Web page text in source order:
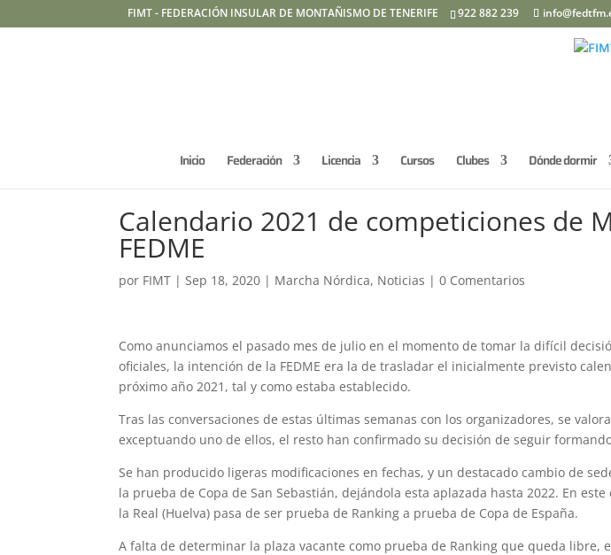
FIMT - FEDERACIÓN INSULAR DE MONTAÑISMO DE TENERIFE 922 882 239
Inicio Federación Licencia Cursos Clubes Dónde dormir
Calendario 2021 de competiciones de
FEDME
por FIMT |Sep 18, 2020 | Marcha Nórdica, Noticias |0 Comentarios
Como anunciamos el pasado mes de julio en el momento de tomar la difícil
oficiales, la intención de la FEDME era la de trasladar el inicialmente previsto
próximo año 2021, tal y como estaba establecido.
Tras las conversaciones de estas últimas semanas con los organizadores, se
exceptuando uno de ellos, el resto han confirmado su decisión de seguir
Se han producido ligeras modificaciones en fechas, y un destacado cambio de
la prueba de Copa de San Sebastián, dejándola esta aplazada hasta 2022. En
la Real (Huelva) pasa de ser prueba de Ranking a prueba de Copa de España.
A falta de determinar la plaza vacante como prueba de Ranking que queda libre,